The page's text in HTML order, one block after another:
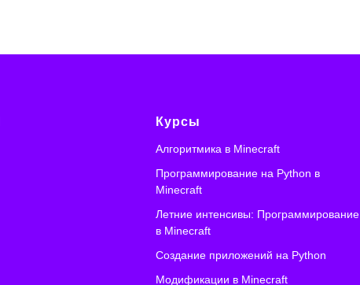
Курсы
Алгоритмика в Minecraft
Программирование на Python в
Minecraft
Летние интенсивы: Программирование
в Minecraft
Создание приложений на Python
Модификации в Minecraft